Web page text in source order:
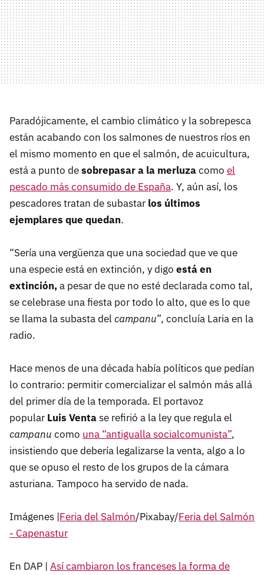
Paradójicamente, el cambio climático y la sobrepesca
están acabando con los salmones de nuestros ríos en
el mismo momento en que el salmón, de acuicultura,
está a punto desobrepasar a la merluzacomo el
pescado más consumido de España. Y, aún así, los
pescadores tratan de subastar los últimos
ejemplares que quedan.
“Sería una vergüenza que una sociedad que ve que
una especie está en extinción, y digo está en
extinción,a pesar de que no esté declarada como tal,
se celebrase una fiesta por todo lo alto, que es lo que
se llama la subasta del campanu”, concluía Laria en la
radio.
Hace menos de una década había políticos que pedían
lo contrario: permitir comercializar el salmón más allá
del primer día de la temporada. El portavoz
popular Luis Ventase refirió a la ley que regula el
campanu como una “antigualla socialcomunista”,
insistiendo que debería legalizarse la venta, algo a lo
que se opuso el resto de los grupos de la cámara
asturiana. Tampoco ha servido de nada.
Imágenes |Feria del Salmón/Pixabay/Feria del Salmón
- Capenastur
En DAP | Así cambiaron los franceses la forma de